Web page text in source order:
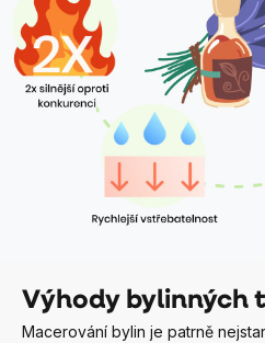
Výhody bylinných
Macerování bylin je patrně